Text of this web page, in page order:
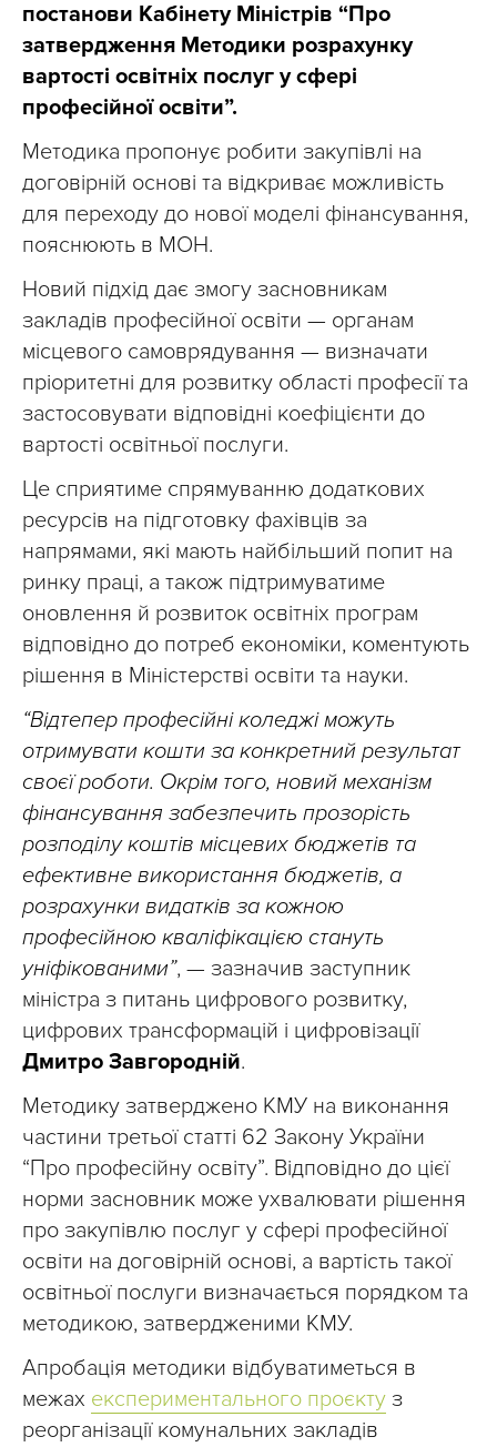
постанови Кабінету Міністрів “Про
затвердження Методики розрахунку
вартості освітніх послуг у сфері
професійної освіти”.
Методика пропонує робити закупівлі на
договірній основі та відкриває можливість
для переходу до нової моделі фінансування,
пояснюють в МОН.
Новий підхід дає змогу засновникам
закладів професійної освіти — органам
місцевого самоврядування — визначати
пріоритетні для розвитку області професії та
застосовувати відповідні коефіцієнти до
вартості освітньої послуги.
Це сприятиме спрямуванню додаткових
ресурсів на підготовку фахівців за
напрямами, які мають найбільший попит на
ринку праці, а також підтримуватиме
оновлення й розвиток освітніх програм
відповідно до потреб економіки, коментують
рішення в Міністерстві освіти та науки.
“Відтепер професійні коледжі можуть
отримувати кошти за конкретний результат
своєї роботи. Окрім того, новий механізм
фінансування забезпечить прозорість
розподілу коштів місцевих бюджетів та
ефективне використання бюджетів, а
розрахунки видатків за кожною
професійною кваліфікацією стануть
уніфікованими”, — зазначив заступник
міністра з питань цифрового розвитку,
цифрових трансформацій і цифровізації
Дмитро Завгородній.
Методику затверджено КМУ на виконання
частини третьої статті 62 Закону України
“Про професійну освіту”. Відповідно до цієї
норми засновник може ухвалювати рішення
про закупівлю послуг у сфері професійної
освіти на договірній основі, а вартість такої
освітньої послуги визначається порядком та
методикою, затвердженими КМУ.
Апробація методики відбуватиметься в
межах експериментального проєкту з
реорганізації комунальних закладів